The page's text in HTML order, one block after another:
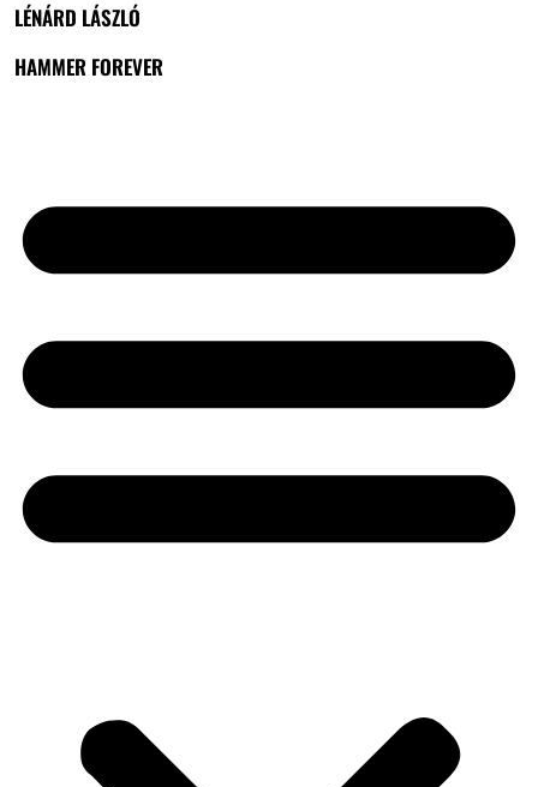
LÉNÁRD LÁSZLÓ
HAMMER FOREVER